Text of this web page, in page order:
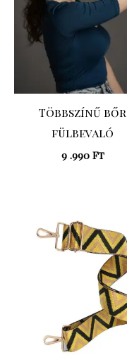
Többszínű bőr
fülbevaló
9 .990 Ft